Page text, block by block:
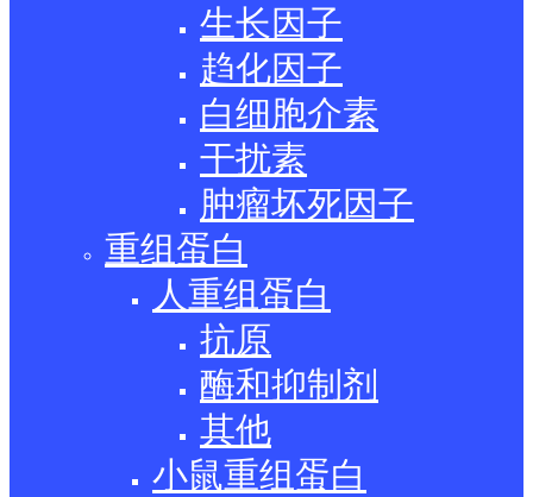
生长因子
趋化因子
白细胞介素
干扰素
肿瘤坏死因子
重组蛋白
人重组蛋白
抗原
酶和抑制剂
其他
小鼠重组蛋白